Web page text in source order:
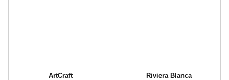
ArtCraft
Riviera Blanca